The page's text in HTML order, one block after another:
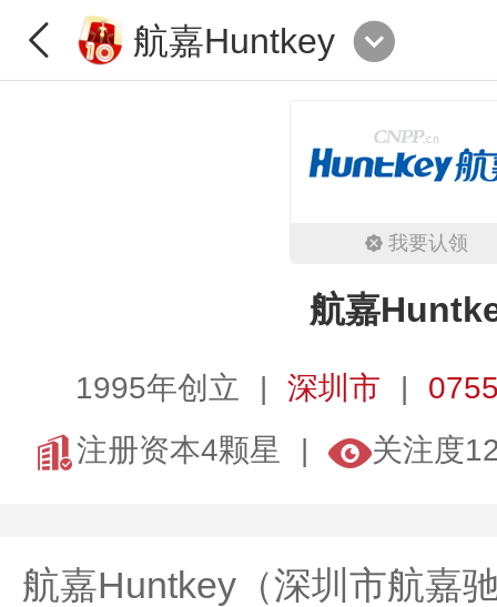
航嘉Huntkey
我要认领
航嘉
1995年创立 深圳市
注册资本4颗星
关注度
航嘉Huntkey（深圳市航嘉